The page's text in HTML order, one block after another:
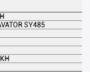
SY485